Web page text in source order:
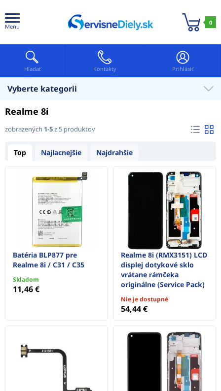
Menu
0
Hľadať Kontakty Prihlásiť
Vyberte kategorii
Realme 8i
zobrazených 1-5z 5 produktov
Top Najlacnejšie Najdrahšie
Batéria BLP877 pre
Realme 8i / C31 / C35
Skladom
11,46 €
Realme 8i (RMX3151) LCD
displej dotykové sklo
vrátane rámčeka
originálne (Service Pack)
Nie je dostupné
54,44 €